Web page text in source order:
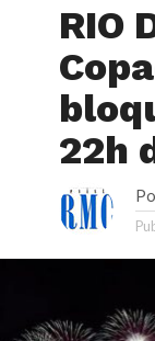
RIO
22h